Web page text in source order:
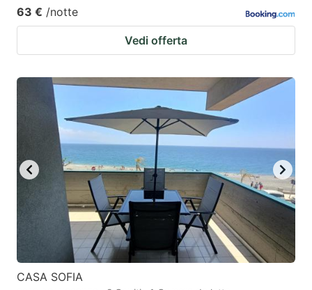
63 € /notte
Vedi offerta
CASA SOFIA